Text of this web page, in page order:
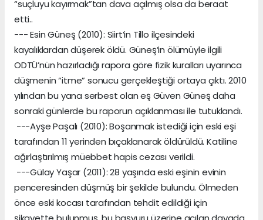
“suçluyu kayırmak”tan dava açılmış olsa da beraat
etti..
--- Esin Güneş (2010): Siirt’in Tillo ilçesindeki
kayalıklardan düşerek öldü. Güneş’in ölümüyle ilgili
ODTÜ’nün hazırladığı rapora göre fizik kuralları uyarınca
düşmenin “itme” sonucu gerçekleştiği ortaya çıktı. 2010
yılından bu yana serbest olan eş Güven Güneş daha
sonraki günlerde bu raporun açıklanması ile tutuklandı.
---Ayşe Paşalı (2010): Boşanmak istediği için eski eşi
tarafından 11 yerinden bıçaklanarak öldürüldü. Katiline
ağırlaştırılmış müebbet hapis cezası verildi.
---Gülay Yaşar (2011): 28 yaşında eski eşinin evinin
penceresinden düşmüş bir şekilde bulundu. Ölmeden
önce eski kocası tarafından tehdit edildiği için